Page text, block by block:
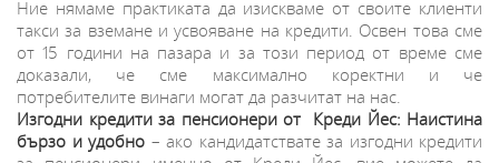
Ние нямаме практиката да изискваме от своите клиенти
такси за вземане и усвояване на кредити. Освен това сме
от 15 години на пазара и за този период от време сме
доказали, че сме максимално коректни и че
потребителите винаги могат да разчитат на нас.
Изгодни кредити за пенсионери от Креди Йес: Наистина
бързо и удобно – ако кандидатствате за изгодни кредити